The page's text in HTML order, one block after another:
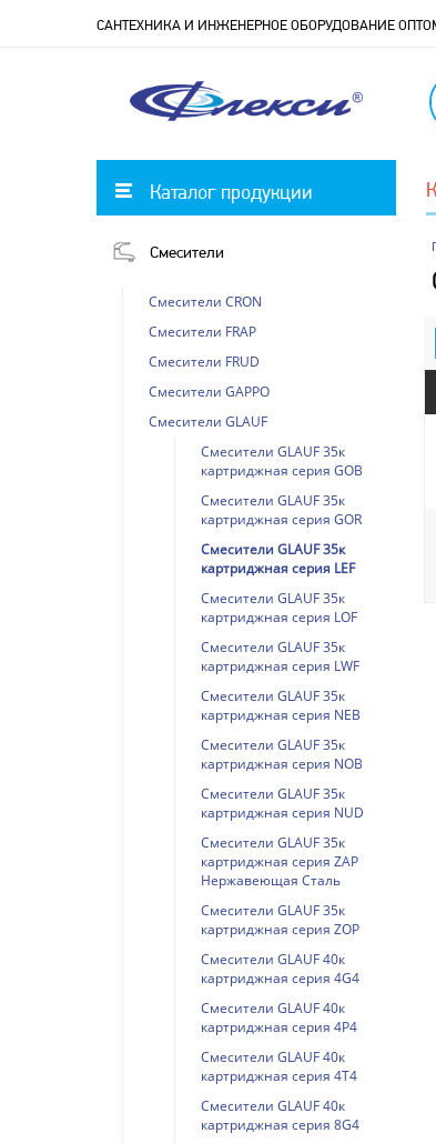
Каталог продукции
САНТЕХНИКА И ИНЖЕНЕРНОЕ ОБОРУДОВАНИЕ
Смесители
Смесители CRON
Смесители FRAP
Смесители FRUD
Смесители GAPPO
Смесители GLAUF
Смесители GLAUF 35к
картриджная серия GOB
Смесители GLAUF 35к
картриджная серия GOR
Смесители GLAUF 35к
картриджная серия LEF
Смесители GLAUF 35к
картриджная серия LOF
Смесители GLAUF 35к
картриджная серия LWF
Смесители GLAUF 35к
картриджная серия NEB
Смесители GLAUF 35к
картриджная серия NOB
Смесители GLAUF 35к
картриджная серия NUD
Смесители GLAUF 35к
картриджная серия ZAP
Нержавеющая Сталь
Смесители GLAUF 35к
картриджная серия ZOP
Смесители GLAUF 40к
картриджная серия 4G4
Смесители GLAUF 40к
картриджная серия 4P4
Смесители GLAUF 40к
картриджная серия 4T4
Смесители GLAUF 40к
картриджная серия 8G4